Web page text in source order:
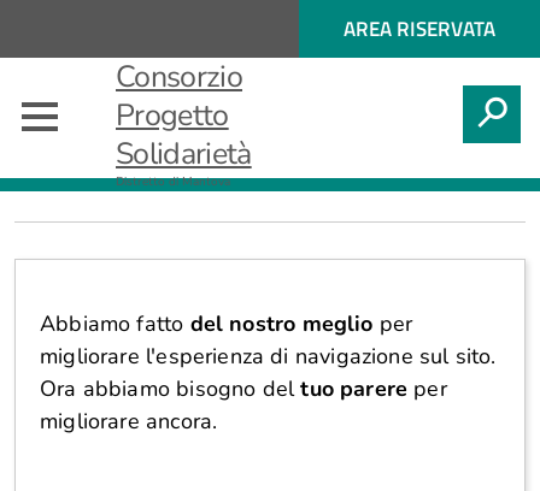
ACCESSO
AREA RISERVATA
Consorzio
Progetto
Solidarietà
Distretto di Mantova
Questionario
Abbiamo fatto del nostro meglio per
migliorare l'esperienza di navigazione sul sito.
Ora abbiamo bisogno deltuo parere per
migliorare ancora.